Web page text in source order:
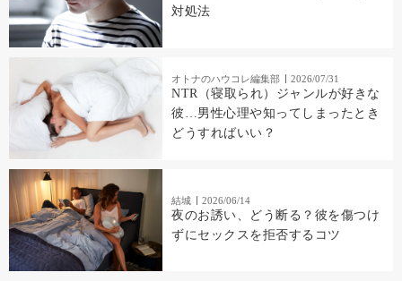
対処法
オトナのハウコレ編集部 2026/07/31
NTR（寝取られ）ジャンルが好きな
彼…男性心理や知ってしまったとき
どうすればいい？
結城 2026/06/14
夜のお誘い、どう断る？彼を傷つけ
ずにセックスを拒否するコツ